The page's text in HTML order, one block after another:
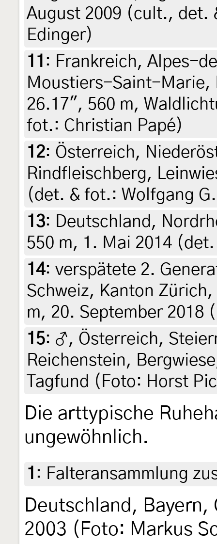
August 2009 (cult., det.
Edinger)
11 : Frankreich, Alpes-
Moustiers-Saint-Marie,
26.17", 560 m,
fot.: Christian Papé)
12: Österreich,
Rindfleischberg,
(det. & fot.: Wolfgang
13: Deutschland,
550 m, 1. Mai 2014
14: verspätete 2.
Schweiz, Kanton
m, 20. September 2018
15: ♂, Österreich,
Reichenstein,
Tagfund (Foto: Horst
Die arttypische
ungewöhnlich.
1 : Falteransammlung
Deutschland,
2003 (Foto: Markus